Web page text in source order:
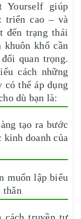
Yourself giúp
triển cao – và
đến trạng thái
khổ cần
quan trọng.
cách những
có thể áp dụng
dù bạn là:
tạo ra bước
kinh doanh của
muốn lập biểu
thân